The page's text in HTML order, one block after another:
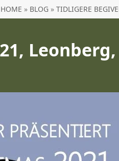
HOME » BLOG» TIDLIGERE
Leonberg,